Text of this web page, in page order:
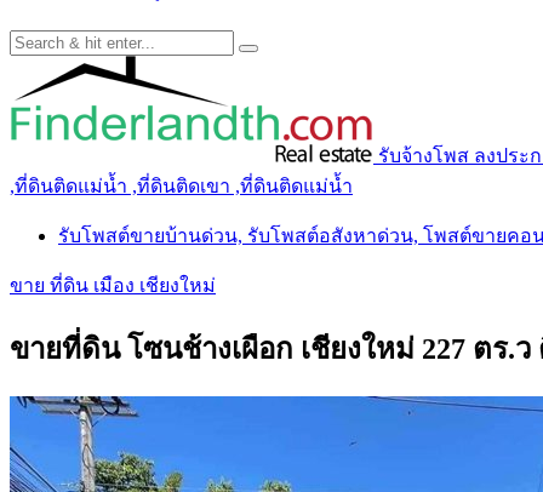
รับจ้างโพส ลงประ
,ที่ดินติดแม่น้ำ ,ที่ดินติดเขา ,ที่ดินติดแม่น้ำ
รับโพสต์ขายบ้านด่วน, รับโพสต์อสังหาด่วน, โพสต์ขายคอ
ขาย ที่ดิน เมือง เชียงใหม่
ขายที่ดิน โซนช้างเผือก เชียงใหม่ 227 ตร.